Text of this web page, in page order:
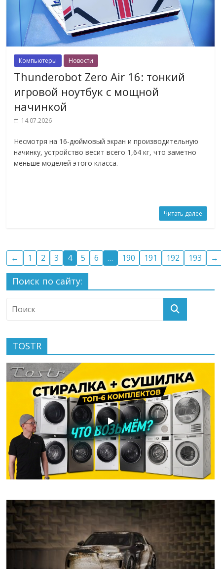
Компьютеры Новости
Thunderobot Zero Air 16: тонкий
игровой ноутбук с мощной
начинкой
14.07.2026
Несмотря на 16-дюймовый экран и производительную
начинку, устройство весит всего 1,64 кг, что заметно
меньше моделей этого класса.
Читать далее
← 1 2 3 4 5 6 … 190 191 192 193 →
Поиск по сайту:
TOSTR